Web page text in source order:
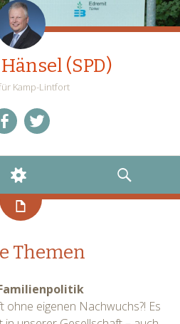
(SPD)
Kamp-Lintfort
Themen
ohne eigenen Nachwuchs?! Es